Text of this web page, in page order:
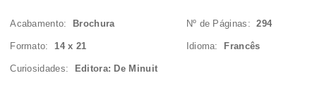
Acabamento: Brochura Nº de Páginas:294
Formato:14 x 21 Idioma: Francês
Curiosidades: Editora: De Minuit